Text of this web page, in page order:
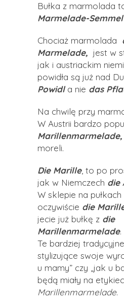
Bułka z marmolada
Marmelade-Semmel
Chociaż marmolada
Marmelade, jest w
jak i austriackim
powidła są już nad
Powidla nie das
Na chwilę przy
W Austrii bardzo
Marillenmarmelade,
moreli.
Die Marille, to po
jak w Niemczech die
W sklepie na pułkach
oczywiście die
jecie już bułkę z die
Marillenmarmelade.
Te bardziej
stylizujące swoje
u mamy” czy „jak u
będą miały na
Marillenmarmelade.